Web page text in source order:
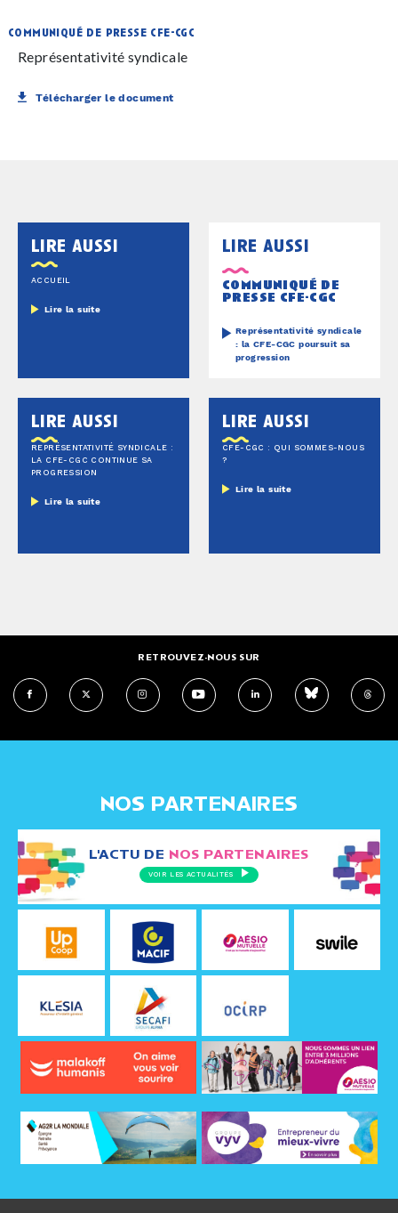
communiqué de presse cfe-cgc
Représentativité syndicale
Télécharger le document
lire aussi
ACCUEIL
Lire la suite
lire aussi
communiqué de
presse cfe-cgc
Représentativité syndicale
: la CFE-CGC poursuit sa
progression
lire aussi
REPRÉSENTATIVITÉ SYNDICALE :
LA CFE-CGC CONTINUE SA
PROGRESSION
Lire la suite
lire aussi
CFE-CGC : QUI SOMMES-NOUS
?
Lire la suite
RETROUVEZ-NOUS SUR
NOS PARTENAIRES
L'ACTU DE NOS PARTENAIRES
VOIR LES ACTUALITÉS